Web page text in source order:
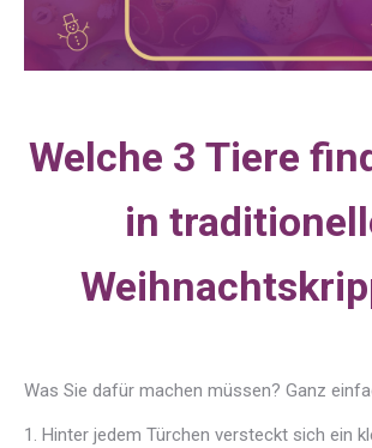
Welche 3 Tiere
in
Was Sie dafür machen müssen? Ganz
1. Hinter jedem Türchen versteckt sich ein